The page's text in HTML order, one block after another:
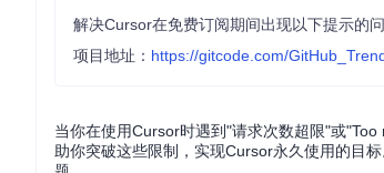
项目地址： https://gitcode.com/
当你在使用Cursor时遇到"请求次数超限"或
助你突破这些限制，实现Cursor永久使用的目